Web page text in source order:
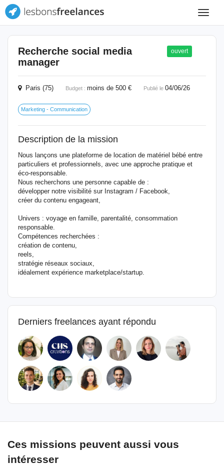
Toggle
Recherche social media
manager
ouvert
Paris (75) Budget : moins de 500 € Publié le 04/06/26
Marketing - Communication
Description de la mission
Nous lançons une plateforme de location de matériel bébé entre
particuliers et professionnels, avec une approche pratique et
éco-responsable.
Nous recherchons une personne capable de :
développer notre visibilité sur Instagram / Facebook,
créer du contenu engageant,
Univers : voyage en famille, parentalité, consommation
responsable.
Compétences recherchées :
création de contenu,
reels,
stratégie réseaux sociaux,
idéalement expérience marketplace/startup.
Derniers freelances ayant répondu
Ces missions peuvent aussi vous
intéresser